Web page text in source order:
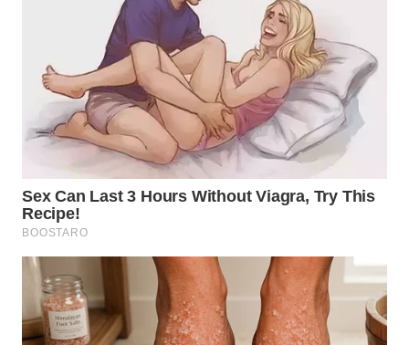
WN
TAPANULI
SELATAN
WN
TANJUNG
LESUNG
WN
KARO
WN
SIMALUNGUN